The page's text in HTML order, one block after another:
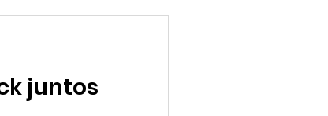
juntos